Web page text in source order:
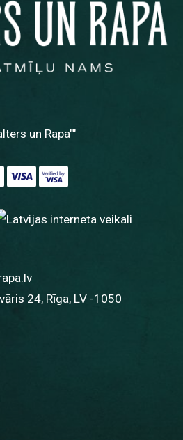
un Rapa""
24, Rīga, LV -1050